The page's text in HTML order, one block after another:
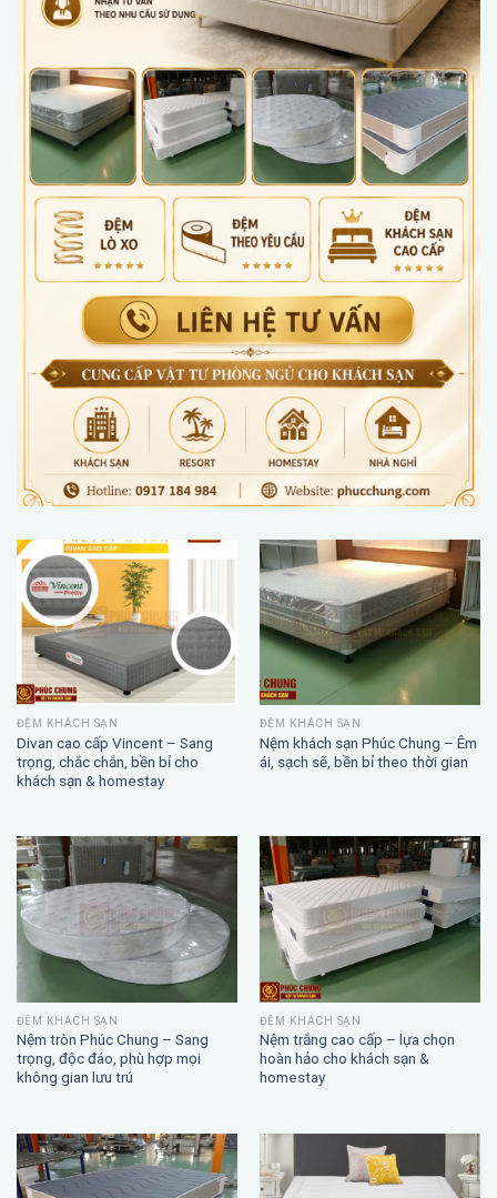
ĐỆM KHÁCH SẠN
Divan cao cấp Vincent – Sang
trọng, chắc chắn, bền bỉ cho
khách sạn & homestay
ĐỆM KHÁCH SẠN
Nệm khách sạn Phúc Chung – Êm
ái, sạch sẽ, bền bỉ theo thời gian
ĐỆM KHÁCH SẠN
Nệm tròn Phúc Chung – Sang
trọng, độc đáo, phù hợp mọi
không gian lưu trú
ĐỆM KHÁCH SẠN
Nệm trắng cao cấp – lựa chọn
hoàn hảo cho khách sạn &
homestay